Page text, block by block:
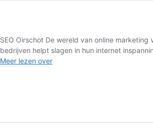
SEO Oirschot De wereld van online
bedrijven helpt slagen in hun internet
Meer lezen overSEO